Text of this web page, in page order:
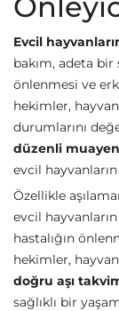
Evcil
bakım, adeta
önlenmesi ve
hekimler,
durumlarını
düzenli
evcil
Özellikle
evcil
hastalığın
hekimler,
doğru aşı
sağlıklı bir